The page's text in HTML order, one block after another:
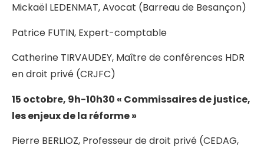
Mickaël LEDENMAT, Avocat (Barreau de Besançon)
Patrice FUTIN, Expert-comptable
Catherine TIRVAUDEY, Maître de conférences HDR
en droit privé (CRJFC)
15 octobre, 9h-10h30 « Commissaires de justice,
les enjeux de la réforme »
Pierre BERLIOZ, Professeur de droit privé (CEDAG,